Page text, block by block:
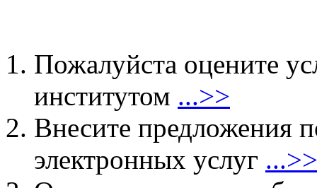
Пожалуйста оцените
институтом ...>>
Внесите предложения
электронных услуг ...>>